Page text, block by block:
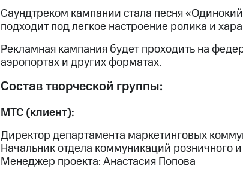
Саундтреком кампании стала песня
подходит под легкое настроение ролика и
Рекламная кампания будет проходить на
аэропортах и других форматах.
Состав творческой группы:
МТС (клиент):
Директор департамента маркетинговых
Начальник отдела коммуникаций розничного
Менеджер проекта: Анастасия Попова